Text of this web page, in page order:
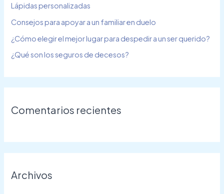
o
r
:
Lápidas personalizadas
Consejos para apoyar a un familiar en duelo
¿Cómo elegir el mejor lugar para despedir a un ser querido?
¿Qué son los seguros de decesos?
Comentarios recientes
Archivos